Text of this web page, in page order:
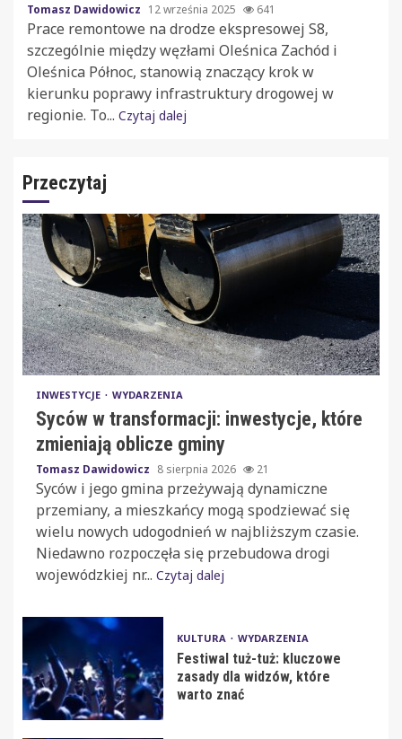
Tomasz Dawidowicz 12 września 2025 641
Prace remontowe na drodze ekspresowej S8,
szczególnie między węzłami Oleśnica Zachód i
Oleśnica Północ, stanowią znaczący krok w
kierunku poprawy infrastruktury drogowej w
regionie. To... Czytaj dalej
Przeczytaj
INWESTYCJE WYDARZENIA
Syców w transformacji: inwestycje, które
zmieniają oblicze gminy
Tomasz Dawidowicz 8 sierpnia 2026 21
Syców i jego gmina przeżywają dynamiczne
przemiany, a mieszkańcy mogą spodziewać się
wielu nowych udogodnień w najbliższym czasie.
Niedawno rozpoczęła się przebudowa drogi
wojewódzkiej nr... Czytaj dalej
KULTURA WYDARZENIA
Festiwal tuż-tuż: kluczowe
zasady dla widzów, które
warto znać